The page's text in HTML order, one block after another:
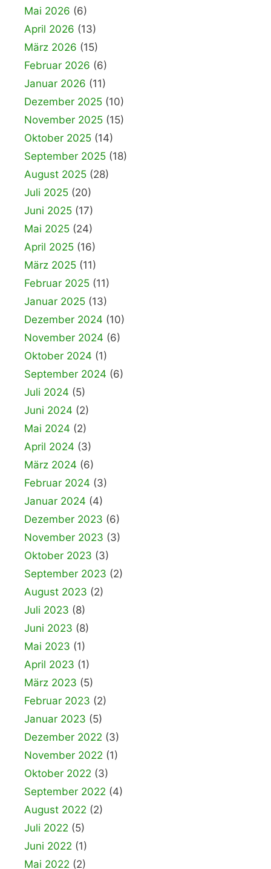
Mai 2026 (6)
April 2026 (13)
März 2026 (15)
Februar 2026 (6)
Januar 2026 (11)
Dezember 2025 (10)
November 2025 (15)
Oktober 2025 (14)
September 2025 (18)
August 2025 (28)
Juli 2025 (20)
Juni 2025 (17)
Mai 2025 (24)
April 2025 (16)
März 2025 (11)
Februar 2025 (11)
Januar 2025 (13)
Dezember 2024 (10)
November 2024 (6)
Oktober 2024 (1)
September 2024 (6)
Juli 2024 (5)
Juni 2024 (2)
Mai 2024 (2)
April 2024 (3)
März 2024 (6)
Februar 2024 (3)
Januar 2024 (4)
Dezember 2023 (6)
November 2023 (3)
Oktober 2023 (3)
September 2023 (2)
August 2023 (2)
Juli 2023 (8)
Juni 2023 (8)
Mai 2023 (1)
April 2023 (1)
März 2023 (5)
Februar 2023 (2)
Januar 2023 (5)
Dezember 2022 (3)
November 2022 (1)
Oktober 2022 (3)
September 2022 (4)
August 2022 (2)
Juli 2022 (5)
Juni 2022 (1)
Mai 2022 (2)